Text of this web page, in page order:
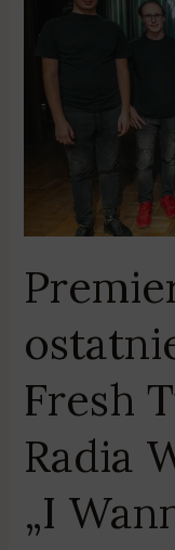
Fresh
Radia
„I
Tunes
Project
Wielkopolska
„I
Wanna
Dance
with
Somebody”